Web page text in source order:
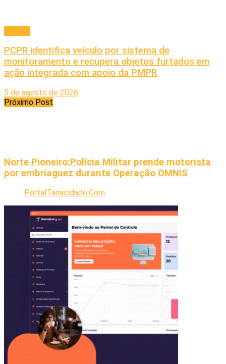
PCPR identifica veículo por sistema de
monitoramento e recupera objetos furtados em
ação integrada com apoio da PMPR
5 de agosto de 2026
Próximo Post
Norte Pioneiro:Polícia Militar prende motorista
por embriaguez durante Operação OMNIS
PortalTanacidade.Com